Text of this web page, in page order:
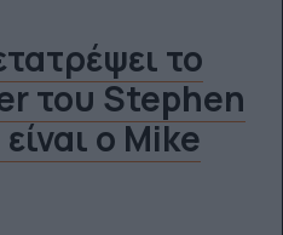
το
του Stephen
ο Mike